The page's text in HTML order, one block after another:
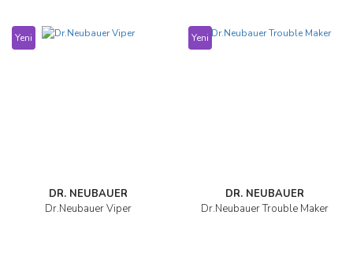
Yeni
DR. NEUBAUER
Dr.Neubauer Viper
Yeni
DR. NEUBAUER
Dr.Neubauer Trouble Maker